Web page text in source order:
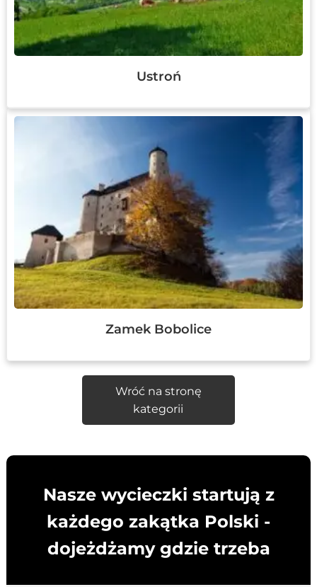
Ustroń
Zamek Bobolice
Wróć na stronę
kategorii
Nasze wycieczki startują z
każdego zakątka Polski -
dojeżdżamy gdzie trzeba